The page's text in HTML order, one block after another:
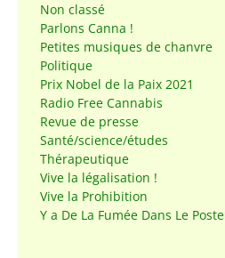
Non classé
Parlons Canna !
Petites musiques de chanvre
Politique
Prix Nobel de la Paix 2021
Radio Free Cannabis
Revue de presse
Santé/science/études
Thérapeutique
Vive la légalisation !
Vive la Prohibition
Y a De La Fumée Dans Le Poste